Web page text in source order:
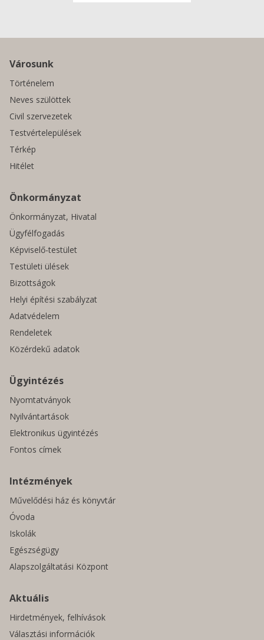
Városunk
Történelem
Neves szülöttek
Civil szervezetek
Testvértelepülések
Térkép
Hitélet
Önkormányzat
Önkormányzat, Hivatal
Ügyfélfogadás
Képviselő-testület
Testületi ülések
Bizottságok
Helyi építési szabályzat
Adatvédelem
Rendeletek
Közérdekű adatok
Ügyintézés
Nyomtatványok
Nyilvántartások
Elektronikus ügyintézés
Fontos címek
Intézmények
Művelődési ház és könyvtár
Óvoda
Iskolák
Egészségügy
Alapszolgáltatási Központ
Aktuális
Hirdetmények, felhívások
Választási információk